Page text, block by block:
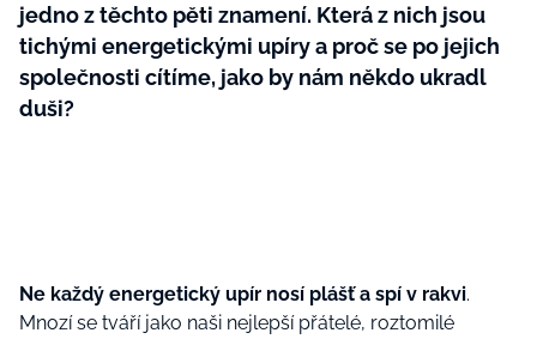
jedno z těchto pěti znamení. Která z nich jsou
tichými energetickými upíry a proč se po jejich
společnosti cítíme, jako by nám někdo ukradl
duši?
Ne každý energetický upír nosí plášť a spí v rakvi.
Mnozí se tváří jako naši nejlepší přátelé, roztomilé